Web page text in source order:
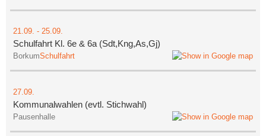
21.09. - 25.09.
Schulfahrt Kl. 6e & 6a (Sdt,Kng,As,Gj)
BorkumSchulfahrt
27.09.
Kommunalwahlen (evtl. Stichwahl)
Pausenhalle